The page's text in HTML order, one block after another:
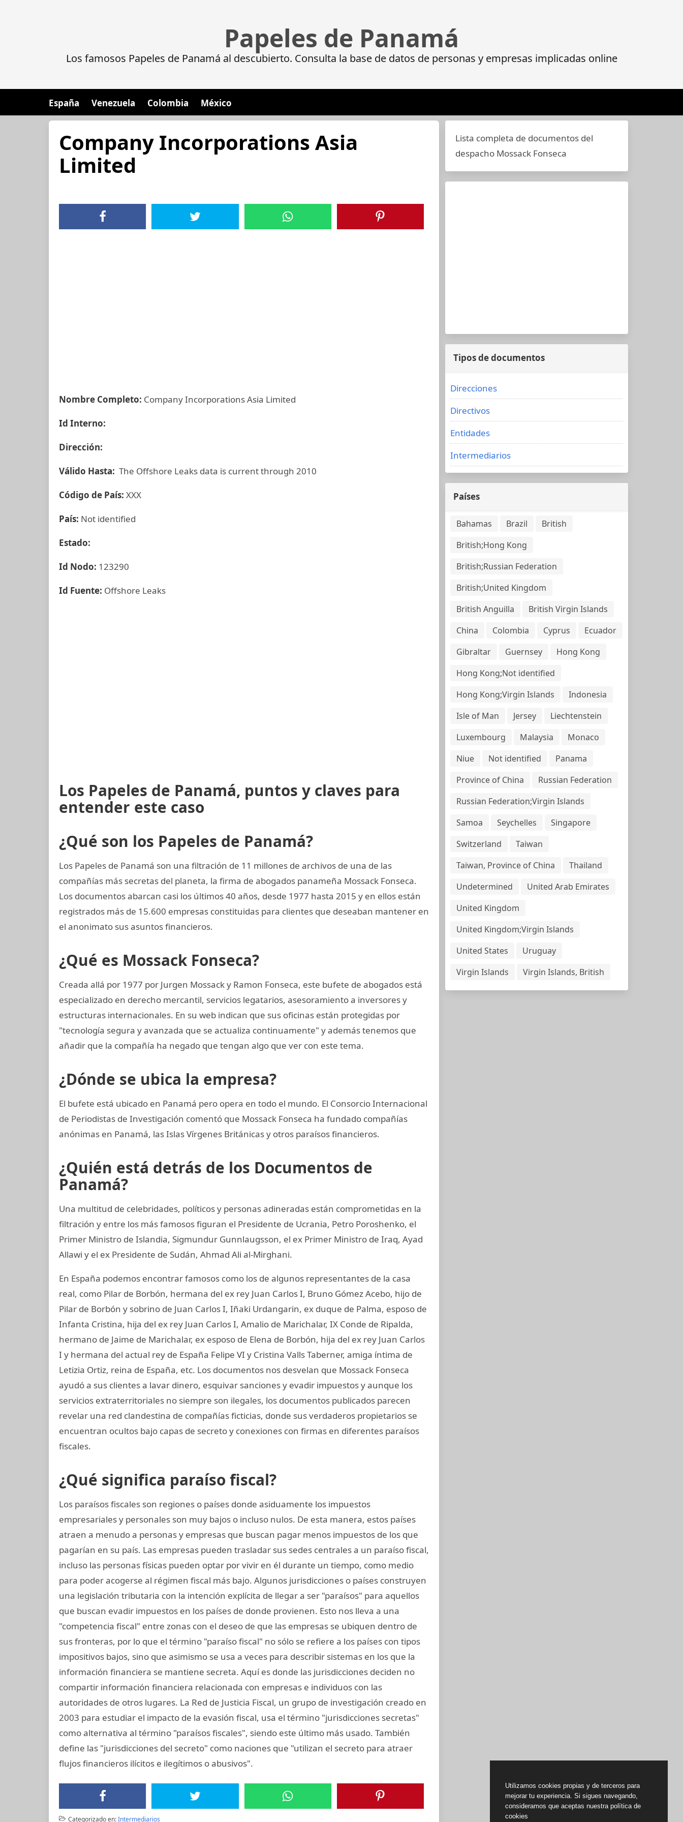
Papeles de Panamá
Los famosos Papeles de Panamá al descubierto. Consulta la base de datos de personas y empresas implicadas online
España Venezuela Colombia México
Company Incorporations Asia
Limited
Nombre Completo: Company Incorporations Asia Limited
Id Interno:
Dirección:
Válido Hasta: The Offshore Leaks data is current through 2010
Código de País: XXX
País: Not identified
Estado:
Id Nodo: 123290
Id Fuente: Offshore Leaks
Los Papeles de Panamá, puntos y claves para
entender este caso
¿Qué son los Papeles de Panamá?
Los Papeles de Panamá son una filtración de 11 millones de archivos de una de las
compañías más secretas del planeta, la firma de abogados panameña Mossack Fonseca.
Los documentos abarcan casi los últimos 40 años, desde 1977 hasta 2015 y en ellos están
registrados más de 15.600 empresas constituidas para clientes que deseaban mantener en
el anonimato sus asuntos financieros.
¿Qué es Mossack Fonseca?
Creada allá por 1977 por Jurgen Mossack y Ramon Fonseca, este bufete de abogados está
especializado en derecho mercantil, servicios legatarios, asesoramiento a inversores y
estructuras internacionales. En su web indican que sus oficinas están protegidas por
"tecnología segura y avanzada que se actualiza continuamente" y además tenemos que
añadir que la compañía ha negado que tengan algo que ver con este tema.
¿Dónde se ubica la empresa?
El bufete está ubicado en Panamá pero opera en todo el mundo. El Consorcio Internacional
de Periodistas de Investigación comentó que Mossack Fonseca ha fundado compañías
anónimas en Panamá, las Islas Vírgenes Británicas y otros paraísos financieros.
¿Quién está detrás de los Documentos de
Panamá?
Una multitud de celebridades, políticos y personas adineradas están comprometidas en la
filtración y entre los más famosos figuran el Presidente de Ucrania, Petro Poroshenko, el
Primer Ministro de Islandia, Sigmundur Gunnlaugsson, el ex Primer Ministro de Iraq, Ayad
Allawi y el ex Presidente de Sudán, Ahmad Ali al-Mirghani.
En España podemos encontrar famosos como los de algunos representantes de la casa
real, como Pilar de Borbón, hermana del ex rey Juan Carlos I, Bruno Gómez Acebo, hijo de
Pilar de Borbón y sobrino de Juan Carlos I, Iñaki Urdangarin, ex duque de Palma, esposo de
Infanta Cristina, hija del ex rey Juan Carlos I, Amalio de Marichalar, IX Conde de Ripalda,
hermano de Jaime de Marichalar, ex esposo de Elena de Borbón, hija del ex rey Juan Carlos
I y hermana del actual rey de España Felipe VI y Cristina Valls Taberner, amiga íntima de
Letizia Ortiz, reina de España, etc. Los documentos nos desvelan que Mossack Fonseca
ayudó a sus clientes a lavar dinero, esquivar sanciones y evadir impuestos y aunque los
servicios extraterritoriales no siempre son ilegales, los documentos publicados parecen
revelar una red clandestina de compañías ficticias, donde sus verdaderos propietarios se
encuentran ocultos bajo capas de secreto y conexiones con firmas en diferentes paraísos
fiscales.
¿Qué significa paraíso fiscal?
Los paraísos fiscales son regiones o países donde asiduamente los impuestos
empresariales y personales son muy bajos o incluso nulos. De esta manera, estos países
atraen a menudo a personas y empresas que buscan pagar menos impuestos de los que
pagarían en su país. Las empresas pueden trasladar sus sedes centrales a un paraíso fiscal,
incluso las personas físicas pueden optar por vivir en él durante un tiempo, como medio
para poder acogerse al régimen fiscal más bajo. Algunos jurisdicciones o países construyen
una legislación tributaria con la intención explícita de llegar a ser "paraísos" para aquellos
que buscan evadir impuestos en los países de donde provienen. Esto nos lleva a una
"competencia fiscal" entre zonas con el deseo de que las empresas se ubiquen dentro de
sus fronteras, por lo que el término "paraíso fiscal" no sólo se refiere a los países con tipos
impositivos bajos, sino que asimismo se usa a veces para describir sistemas en los que la
información financiera se mantiene secreta. Aquí es donde las jurisdicciones deciden no
compartir información financiera relacionada con empresas e individuos con las
autoridades de otros lugares. La Red de Justicia Fiscal, un grupo de investigación creado en
2003 para estudiar el impacto de la evasión fiscal, usa el término "jurisdicciones secretas"
como alternativa al término "paraísos fiscales", siendo este último más usado. También
define las "jurisdicciones del secreto" como naciones que "utilizan el secreto para atraer
flujos financieros ilícitos e ilegítimos o abusivos".
Categorizado en:Intermediarios
Lista completa de documentos del
despacho Mossack Fonseca
Tipos de documentos
Direcciones
Directivos
Entidades
Intermediarios
Países
Bahamas Brazil
British
British;Hong Kong
British;Russian Federation
British;United Kingdom
British Anguilla
British Virgin Islands
China
Colombia Cyprus
Ecuador
Gibraltar
Guernsey
Hong Kong
Hong Kong;Not identified
Hong Kong;Virgin Islands
Indonesia
Isle of Man
Jersey
Liechtenstein
Luxembourg
Malaysia
Monaco
Niue
Not identified
Panama
Province of China
Russian Federation
Russian Federation;Virgin Islands
Samoa
Seychelles
Singapore
Switzerland
Taiwan
Taiwan, Province of China
Thailand
Undetermined
United Arab Emirates
United Kingdom
United Kingdom;Virgin Islands
United States
Uruguay
Virgin Islands
Virgin Islands, British
Utilizamos cookies propias y de terceros para
mejorar tu experiencia. Si sigues navegando,
consideramos que aceptas nuestra política de
cookies